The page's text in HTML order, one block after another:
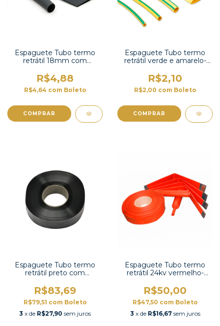
Espaguete Tubo termo
retrátil 18mm com
R$4,88
R$4,64 com Boleto
COMPRAR
Espaguete Tubo termo
retrátil verde e amarelo-
R$2,10
R$2,00 com Boleto
COMPRAR
Espaguete Tubo termo
retrátil preto com
R$83,69
R$79,51 com Boleto
3 x de R$27,90 sem juros
Espaguete Tubo termo
retrátil 24kv vermelho-
R$50,00
R$47,50 com Boleto
3 x de R$16,67 sem juros